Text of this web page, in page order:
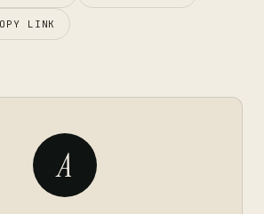
LINK
A